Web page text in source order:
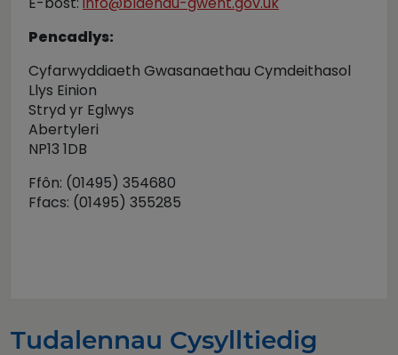
Pencadlys:
Cyfarwyddiaeth Gwasanaethau Cymdeithasol
Llys Einion
Stryd yr Eglwys
Abertyleri
NP13 1DB
Ffôn: (01495) 354680
Ffacs: (01495) 355285
Tudalennau Cysylltiedig